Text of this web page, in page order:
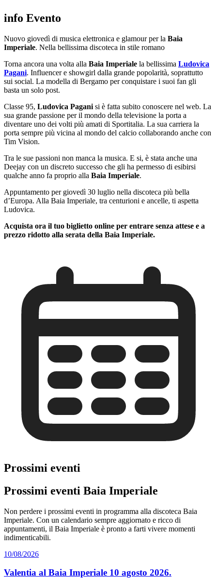
info Evento
Nuovo giovedì di musica elettronica e glamour per la Baia
Imperiale. Nella bellissima discoteca in stile romano
Torna ancora una volta alla Baia Imperiale la bellissima Ludovica
Pagani. Influencer e showgirl dalla grande popolarità, soprattutto
sui social. La modella di Bergamo per conquistare i suoi fan gli
basta un solo post.
Classe 95, Ludovica Pagani si è fatta subito conoscere nel web. La
sua grande passione per il mondo della televisione la porta a
diventare uno dei volti più amati di Sportitalia. La sua carriera la
porta sempre più vicina al mondo del calcio collaborando anche con
Tim Vision.
Tra le sue passioni non manca la musica. E si, è stata anche una
Deejay con un discreto successo che gli ha permesso di esibirsi
qualche anno fa proprio alla Baia Imperiale.
Appuntamento per giovedì 30 luglio nella discoteca più bella
d’Europa. Alla Baia Imperiale, tra centurioni e ancelle, ti aspetta
Ludovica.
Acquista ora il tuo biglietto online per entrare senza attese e a
prezzo ridotto alla serata della Baia Imperiale.
Prossimi eventi
Prossimi eventi Baia Imperiale
Non perdere i prossimi eventi in programma alla discoteca Baia
Imperiale. Con un calendario sempre aggiornato e ricco di
appuntamenti, il Baia Imperiale è pronto a farti vivere momenti
indimenticabili.
10/08/2026
Valentia al Baia Imperiale 10 agosto 2026.